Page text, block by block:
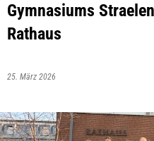
Gymnasiums
Rathaus
25. März 2026